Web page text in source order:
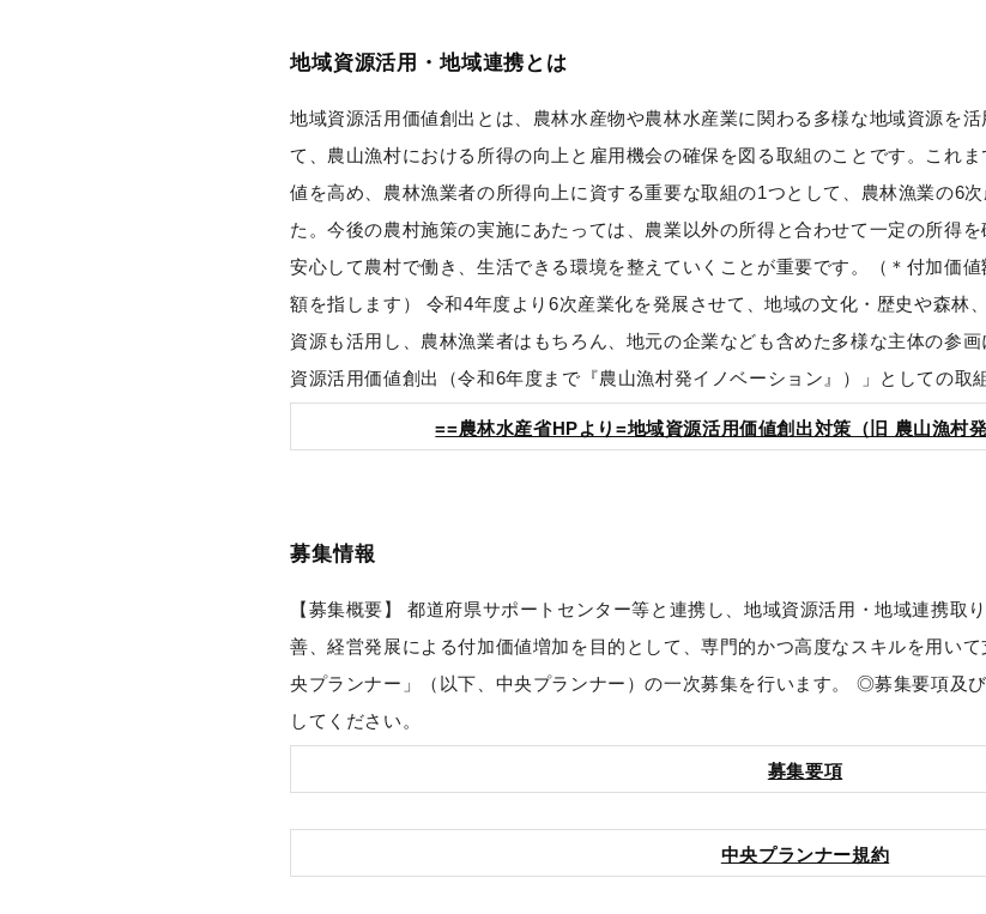
地域資源活用・地域連携とは
地域資源活用価値創出とは、農林⽔産物や農林⽔産業に関わる多様な地域資源を
て、農⼭漁村における所得の向上と雇⽤機会の確保を図る取組のことです。これ
値を高め、農林漁業者の所得向上に資する重要な取組の1つとして、農林漁業の6
た。今後の農村施策の実施にあたっては、農業以外の所得と合わせて一定の所得
安心して農村で働き、生活できる環境を整えていくことが重要です。（＊付加価
額を指します） 令和4年度より6次産業化を発展させて、地域の文化・歴史や森林
資源も活用し、農林漁業者はもちろん、地元の企業なども含めた多様な主体の参
資源活用価値創出（令和6年度まで『農山漁村発イノベーション』）」としての取
==農林水産省HPより=地域資源活用価値創出対策（旧 農山漁村
募集情報
【募集概要】 都道府県サポートセンター等と連携し、地域資源活用・地域連携取
善、経営発展による付加価値増加を目的として、専門的かつ高度なスキルを用い
央プランナー」（以下、中央プランナー）の一次募集を行います。 ◎募集要項及
してください。
募集要項
中央プランナー規約